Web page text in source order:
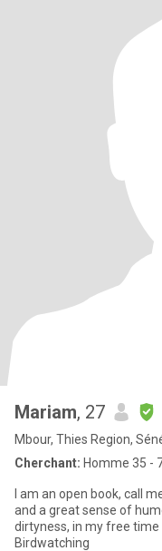
Mariam, 27
Mbour, Thies Region,
Cherchant: Homme 35 -
I am an open book, call
and a great sense of
dirtyness, in my free
Birdwatching